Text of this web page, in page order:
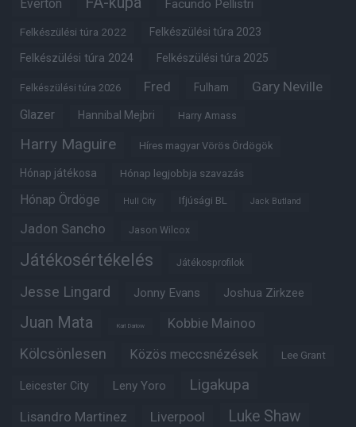
Everton Facundo Pellistri
Felkészülési túra 2022 Felkészülési túra 2023
Felkészülési túra 2024 Felkészülési túra 2025
Felkészülési túra 2026 Fred Fulham Gary Neville
Glazer Hannibal Mejbri Harry Amass
Harry Maguire Híres magyar Vörös Ördögök
Hónap játékosa Hónap legjobbja szavazás
Hónap Ördöge Hull City Ifjúsági BL Jack Butland
Jadon Sancho Jason Wilcox
Játékosértékelés Játékosprofilok
Jesse Lingard Jonny Evans Joshua Zirkzee
Juan Mata Karl Darlow Kobbie Mainoo
Kölcsönlesen Közös meccsnézések Lee Grant
Leicester City Leny Yoro Ligakupa
Lisandro Martinez Liverpool Luke Shaw